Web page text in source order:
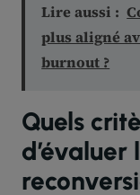
Lire aussi :
plus aligné
burnout ?
Quels
d’évaluer